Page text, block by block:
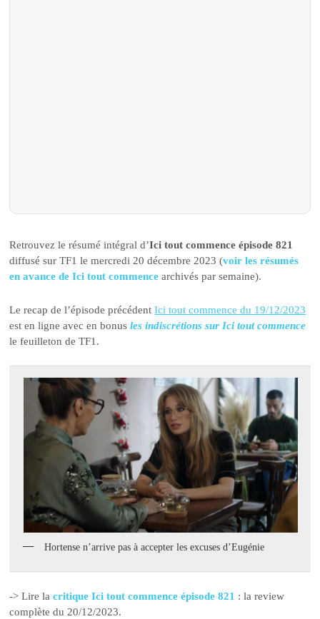
Retrouvez le résumé intégral d’Ici tout commence épisode 821
diffusé sur TF1 le mercredi 20 décembre 2023 (voir les résumés
en avance de Ici tout commencearchivés par semaine).
Le recap de l’épisode précédentIci tout commence du 19/12/2023
est en ligne avec en bonusles indiscrétions sur Ici tout commence
le feuilleton de TF1.
Hortense n’arrive pas à accepter les excuses d’Eugénie
-> Lire lacritique Ici tout commence épisode 821 : la review
complète du 20/12/2023.